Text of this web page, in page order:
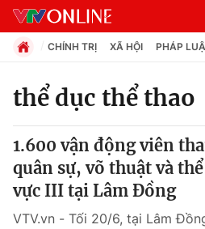
Chuyên mục
Chính trị
CHÍNH TRỊ XÃ HỘI PHÁP
thể dục thể thao
1.600 vận động viên
quân sự, võ thuật và
vực III tại Lâm Đồng
VTV.vn - Tối 20/6, tại Lâm